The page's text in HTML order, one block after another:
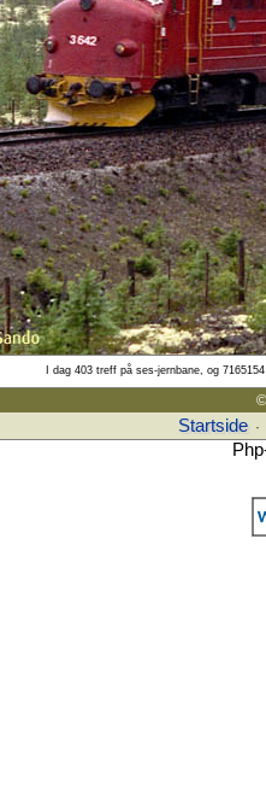
I dag 403 treff på ses-jernbane, og
Startside ·